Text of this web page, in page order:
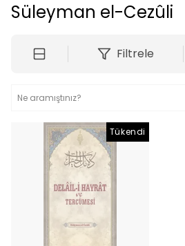
Süleyman el-Cezûli
Filtrele
Tükendi